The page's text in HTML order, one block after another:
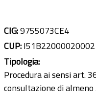
CIG:9755073CE4
CUP:I51B22000020002
Tipologia:
Procedura ai sensi art.
consultazione di